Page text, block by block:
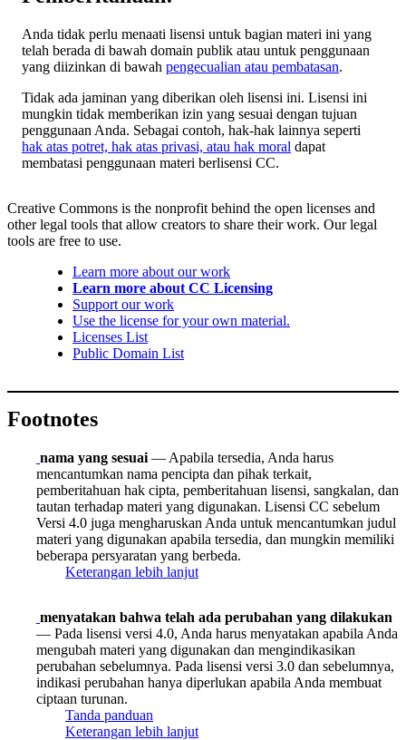
Anda tidak perlu menaati lisensi untuk bagian materi ini yang
telah berada di bawah domain publik atau untuk penggunaan
yang diizinkan di bawah pengecualian atau pembatasan.
Tidak ada jaminan yang diberikan oleh lisensi ini. Lisensi ini
mungkin tidak memberikan izin yang sesuai dengan tujuan
penggunaan Anda. Sebagai contoh, hak-hak lainnya seperti
hak atas potret, hak atas privasi, atau hak moral dapat
membatasi penggunaan materi berlisensi CC.
Creative Commons is the nonprofit behind the open licenses and
other legal tools that allow creators to share their work. Our legal
tools are free to use.
Learn more about our work
Learn more about CC Licensing
Support our work
Use the license for your own material.
Licenses List
Public Domain List
Footnotes
nama yang sesuai — Apabila tersedia, Anda harus
mencantumkan nama pencipta dan pihak terkait,
pemberitahuan hak cipta, pemberitahuan lisensi, sangkalan, dan
tautan terhadap materi yang digunakan. Lisensi CC sebelum
Versi 4.0 juga mengharuskan Anda untuk mencantumkan judul
materi yang digunakan apabila tersedia, dan mungkin memiliki
beberapa persyaratan yang berbeda.
Keterangan lebih lanjut
menyatakan bahwa telah ada perubahan yang dilakukan
— Pada lisensi versi 4.0, Anda harus menyatakan apabila Anda
mengubah materi yang digunakan dan mengindikasikan
perubahan sebelumnya. Pada lisensi versi 3.0 dan sebelumnya,
indikasi perubahan hanya diperlukan apabila Anda membuat
ciptaan turunan.
Tanda panduan
Keterangan lebih lanjut